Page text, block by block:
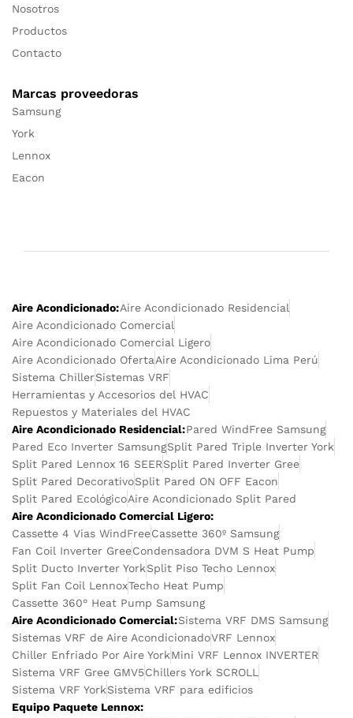
Nosotros
Productos
Contacto
Marcas proveedoras
Samsung
York
Lennox
Eacon
Aire Acondicionado:Aire Acondicionado Residencial
Aire Acondicionado Comercial
Aire Acondicionado Comercial Ligero
Aire Acondicionado OfertaAire Acondicionado Lima Perú
Sistema ChillerSistemas VRF
Herramientas y Accesorios del HVAC
Repuestos y Materiales del HVAC
Aire Acondicionado Residencial:Pared WindFree Samsung
Pared Eco Inverter SamsungSplit Pared Triple Inverter York
Split Pared Lennox 16 SEERSplit Pared Inverter Gree
Split Pared DecorativoSplit Pared ON OFF Eacon
Split Pared EcológicoAire Acondicionado Split Pared
Aire Acondicionado Comercial Ligero:
Cassette 4 Vias WindFreeCassette 360º Samsung
Fan Coil Inverter GreeCondensadora DVM S Heat Pump
Split Ducto Inverter YorkSplit Piso Techo Lennox
Split Fan Coil LennoxTecho Heat Pump
Cassette 360° Heat Pump Samsung
Aire Acondicionado Comercial:Sistema VRF DMS Samsung
Sistemas VRF de Aire AcondicionadoVRF Lennox
Chiller Enfriado Por Aire YorkMini VRF Lennox INVERTER
Sistema VRF Gree GMV5Chillers York SCROLL
Sistema VRF YorkSistema VRF para edificios
Equipo Paquete Lennox: